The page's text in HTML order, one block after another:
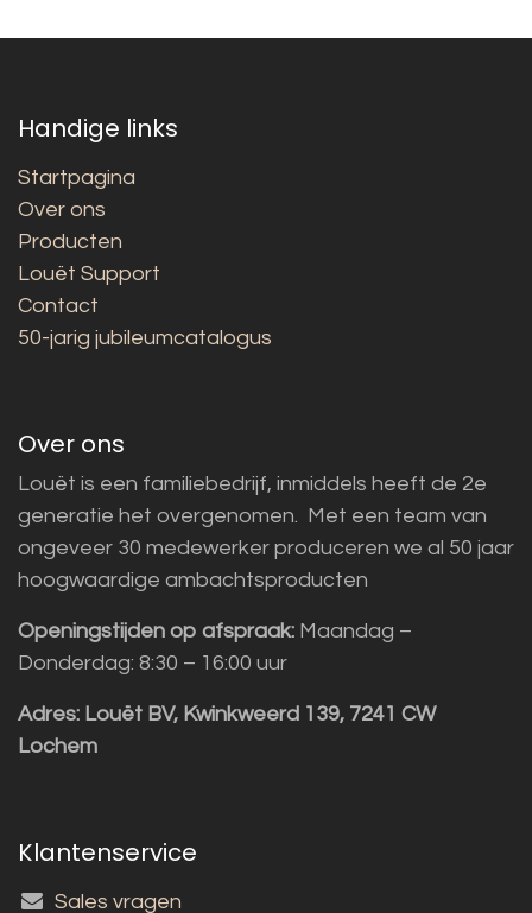
Handige links
Startpagina
Over ons
Producten
Louët Support
Contact
50-jarig jubileumcatalogus
Over ons
Louët is een familiebedrijf, inmiddels heeft de 2e
generatie het overgenomen. Met een team van
ongeveer 30 medewerker produceren we al 50 jaar
hoogwaardige ambachtsproducten
Openingstijden op afspraak: Maandag –
Donderdag: 8:30 – 16:00 uur
Adres: Louët BV, Kwinkweerd 139, 7241 CW
Lochem
Klantenservice
Sales vragen